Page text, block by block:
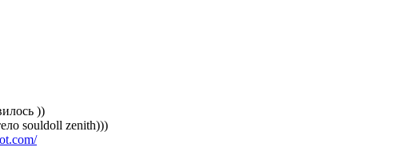
))
souldoll zenith)))